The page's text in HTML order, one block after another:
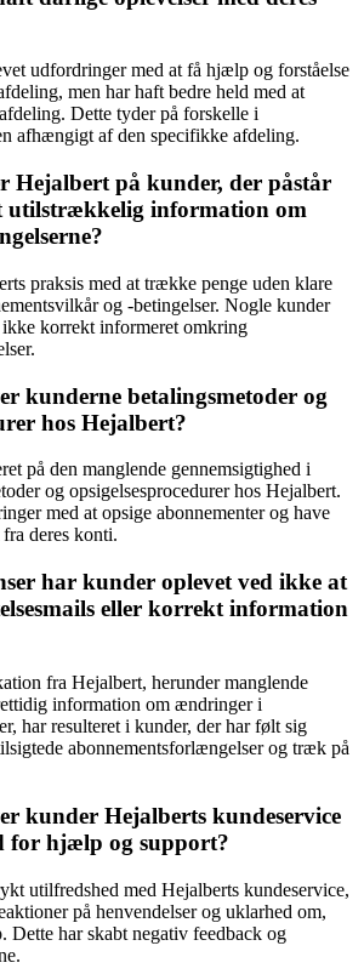
udfordringer med at få hjælp og forståelse
men har haft bedre held med at
Dette tyder på forskelle i
afhængigt af den specifikke afdeling.
Hejalbert på kunder, der påstår
utilstrækkelig information om
praksis med at trække penge uden klare
og -betingelser. Nogle kunder
korrekt informeret omkring
kunderne betalingsmetoder og
hos Hejalbert?
på den manglende gennemsigtighed i
og opsigelsesprocedurer hos Hejalbert.
med at opsige abonnementer og have
deres konti.
har kunder oplevet ved ikke at
eller korrekt information
fra Hejalbert, herunder manglende
information om ændringer i
har resulteret i kunder, der har følt sig
abonnementsforlængelser og træk på
kunder Hejalberts kundeservice
for hjælp og support?
utilfredshed med Hejalberts kundeservice,
på henvendelser og uklarhed om,
har skabt negativ feedback og